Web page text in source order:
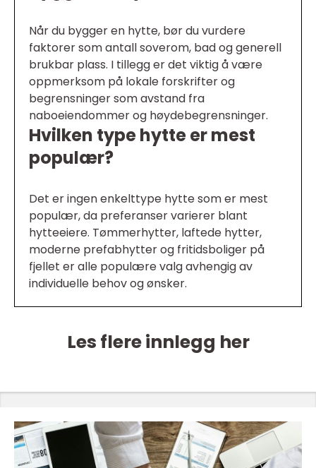
Når du bygger en hytte, bør du vurdere
faktorer som antall soverom, bad og generell
brukbar plass. I tillegg er det viktig å være
oppmerksom på lokale forskrifter og
begrensninger som avstand fra
naboeiendommer og høydebegrensninger.
Hvilken type hytte er mest
populær?
Det er ingen enkelttype hytte som er mest
populær, da preferanser varierer blant
hytteeiere. Tømmerhytter, laftede hytter,
moderne prefabhytter og fritidsboliger på
fjellet er alle populære valg avhengig av
individuelle behov og ønsker.
Les flere innlegg her